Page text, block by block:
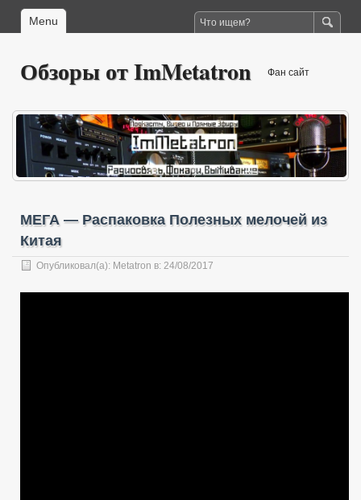
Menu
Обзоры от ImMetatron Фан сайт
МЕГА — Распаковка Полезных мелочей из
Китая
Опубликовал(а): Metatron в: 24/08/2017